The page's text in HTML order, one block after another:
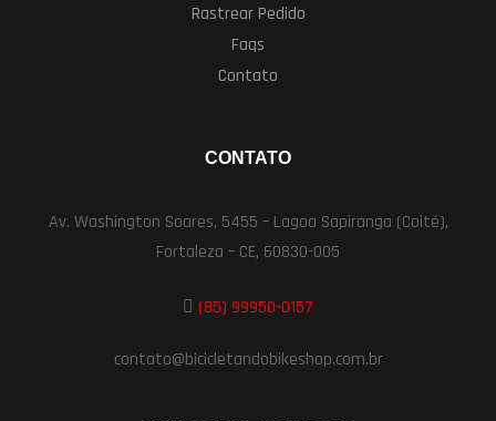
Rastrear Pedido
Faqs
Contato
CONTATO
Av. Washington Soares, 5455 – Lagoa Sapiranga (Coité),
Fortaleza – CE, 60830-005
(85) 99950-0157
contato@bicicletandobikeshop.com.br